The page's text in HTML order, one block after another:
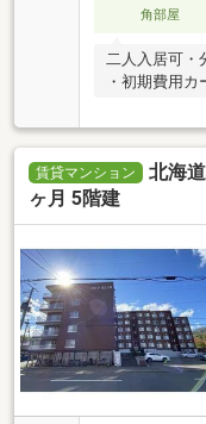
角部屋
二人入居可・
・初期費用カ
賃貸マンション
北海
ヶ月 5階建